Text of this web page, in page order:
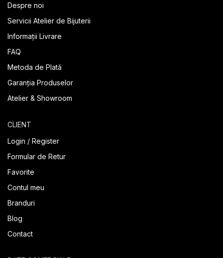
Despre noi
Servicii Atelier de Bijuterii
Informații Livrare
FAQ
Metoda de Plată
Garanția Produselor
Atelier & Showroom
CLIENT
Login / Register
Formular de Retur
Favorite
Contul meu
Branduri
Blog
Contact